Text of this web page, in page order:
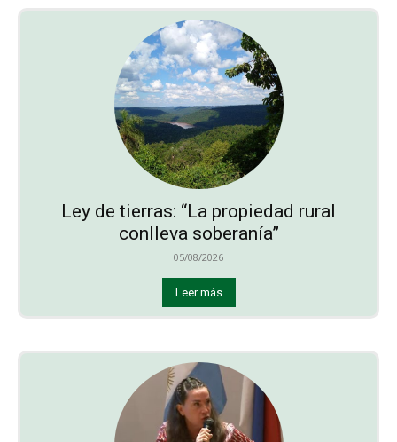
Ley de tierras: “La propiedad rural
conlleva soberanía”
05/08/2026
Leer más